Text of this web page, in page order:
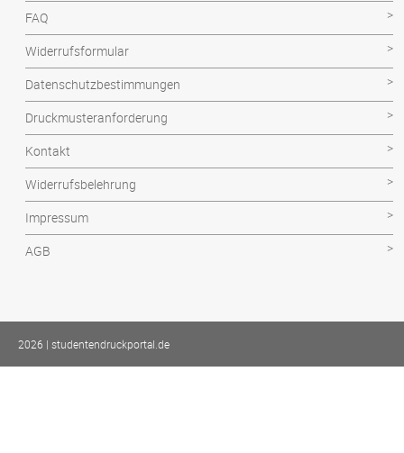
Magisterarbeit
Projektarbeit
Seminararbeit
Technikerarbeit
Wissenschaftliche Arbeit
FAQ
Widerrufsformular
Datenschutzbestimmungen
Druckmusteranforderung
Kontakt
Widerrufsbelehrung
Impressum
AGB
2026 | studentendruckportal.de